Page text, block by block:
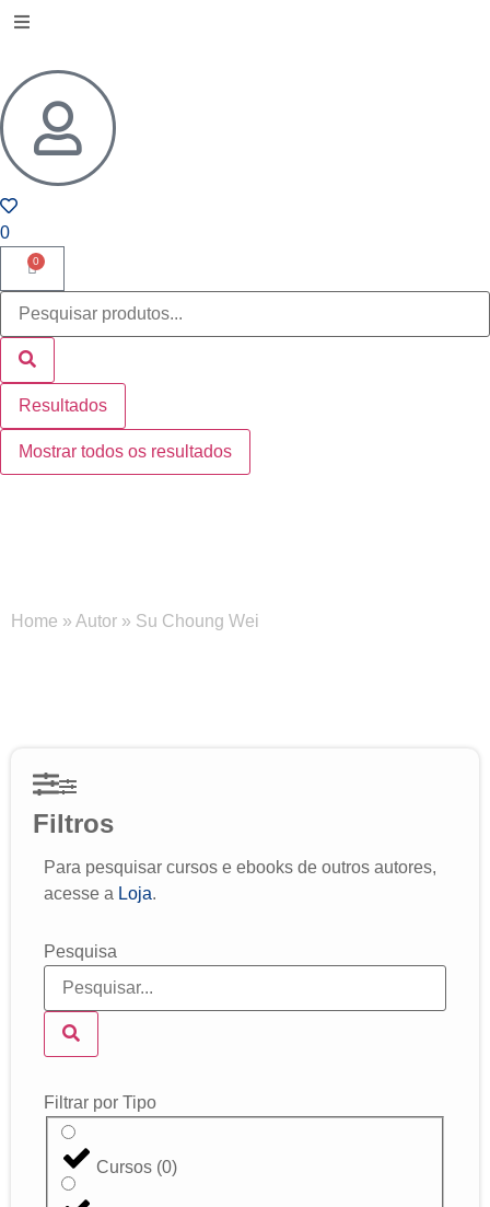
0
0
Resultados
Mostrar todos os resultados
Home » Autor » Su Choung Wei
Filtros
Para pesquisar cursos e ebooks de outros autores,
acesse a Loja.
Pesquisa
Filtrar por Tipo
Cursos (0)